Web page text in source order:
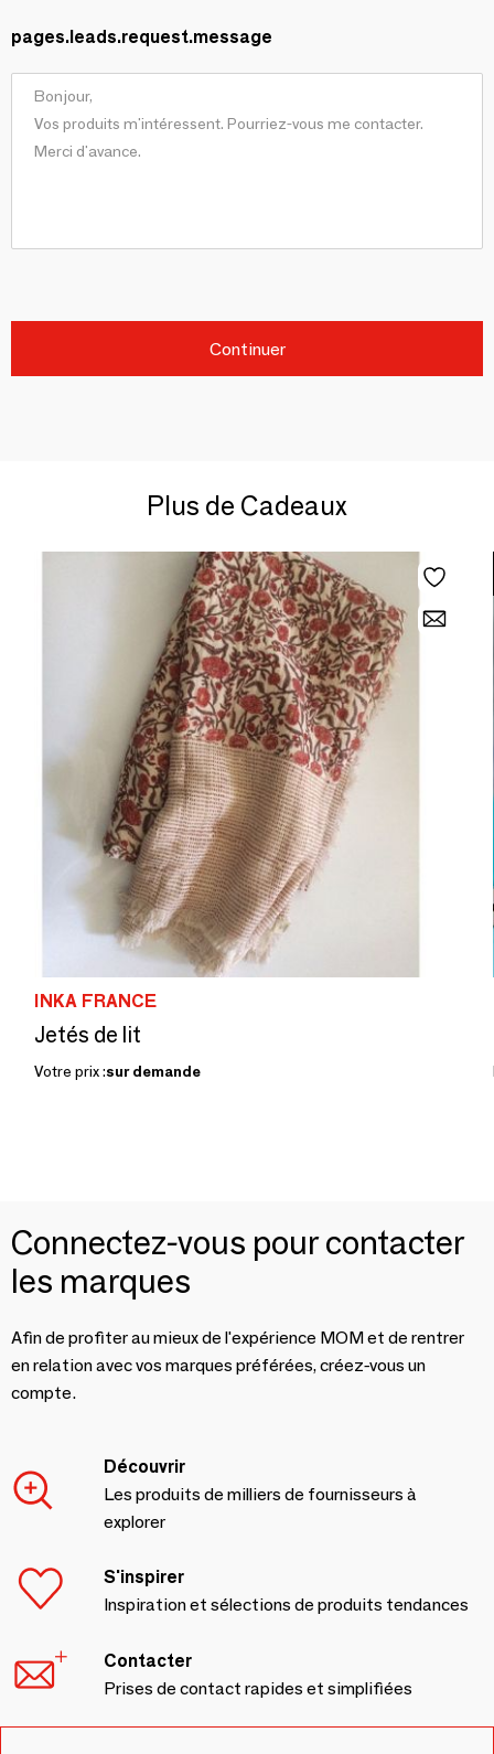
pages.leads.request.message
Continuer
Plus de Cadeaux
INKA FRANCE
Jetés de lit
Votre prix :sur demande
Connectez-vous pour contacter
les marques
Afin de profiter au mieux de l'expérience MOM et de rentrer
en relation avec vos marques préférées, créez-vous un
compte.
Découvrir
Les produits de milliers de fournisseurs à
explorer
S'inspirer
Inspiration et sélections de produits tendances
Contacter
Prises de contact rapides et simplifiées